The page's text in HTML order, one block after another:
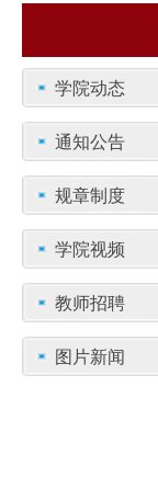
学院动态
通知公告
规章制度
学院视频
教师招聘
图片新闻